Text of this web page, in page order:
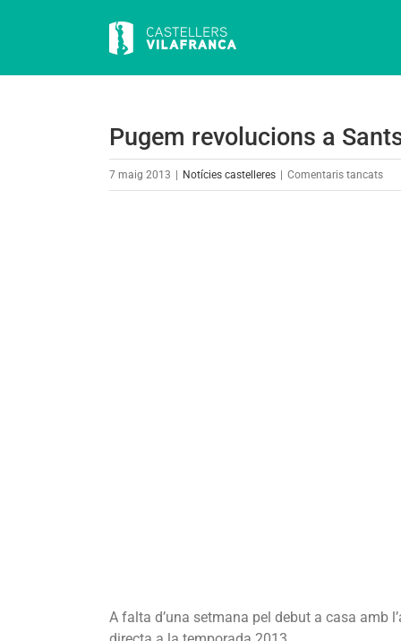
Pugem revolucions a
7 maig 2013 Notícies castelleres Comentaris tancatsa
A falta d’una setmana pel debut a casa amb